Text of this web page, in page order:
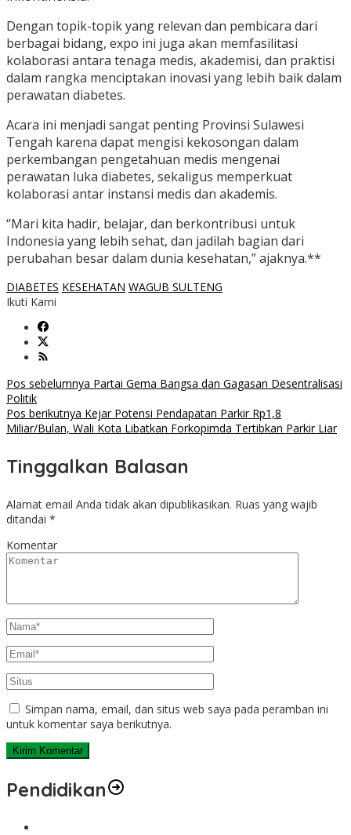
Dengan topik-topik yang relevan dan pembicara dari
berbagai bidang, expo ini juga akan memfasilitasi
kolaborasi antara tenaga medis, akademisi, dan praktisi
dalam rangka menciptakan inovasi yang lebih baik dalam
perawatan diabetes.
Acara ini menjadi sangat penting Provinsi Sulawesi
Tengah karena dapat mengisi kekosongan dalam
perkembangan pengetahuan medis mengenai
perawatan luka diabetes, sekaligus memperkuat
kolaborasi antar instansi medis dan akademis.
“Mari kita hadir, belajar, dan berkontribusi untuk
Indonesia yang lebih sehat, dan jadilah bagian dari
perubahan besar dalam dunia kesehatan,” ajaknya.**
DIABETES KESEHATAN WAGUB SULTENG
Ikuti Kami
Navigasi
pos
Pos sebelumnya Partai Gema Bangsa dan Gagasan Desentralisasi
Politik
Pos berikutnya Kejar Potensi Pendapatan Parkir Rp1,8
Miliar/Bulan, Wali Kota Libatkan Forkopimda Tertibkan Parkir Liar
Tinggalkan Balasan
Alamat email Anda tidak akan dipublikasikan. Ruas yang wajib
ditandai *
Komentar
Simpan nama, email, dan situs web saya pada peramban ini
untuk komentar saya berikutnya.
Pendidikan